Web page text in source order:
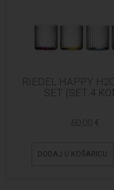
RIEDEL HAPPY
SET (SET 4
60,00 €
DODAJ U KOŠARICU